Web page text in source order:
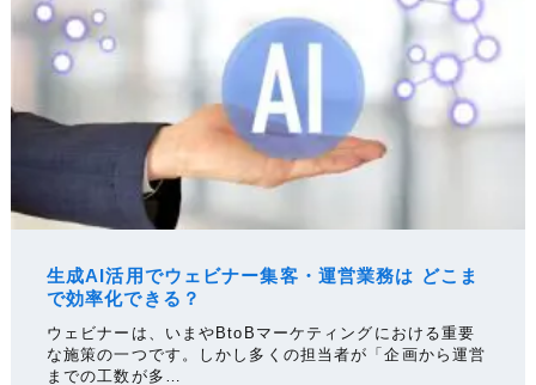
生成AI活用でウェビナー集客・運営業務は どこま
で効率化できる？
ウェビナーは、いまやBtoBマーケティングにおける重要
な施策の一つです。しかし多くの担当者が「企画から運営
までの工数が多…